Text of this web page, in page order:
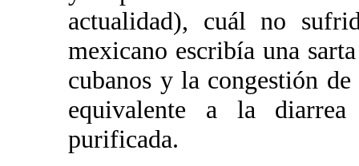
actualidad), cuál no
mexicano escribía una
cubanos y la congestión
equivalente a la
purificada.